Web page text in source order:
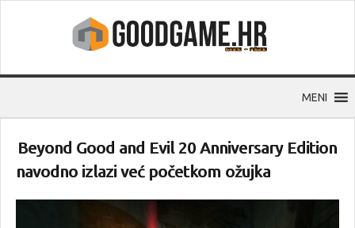
MENI
Beyond Good and Evil 20 Anniversary Edition
navodno izlazi već početkom ožujka